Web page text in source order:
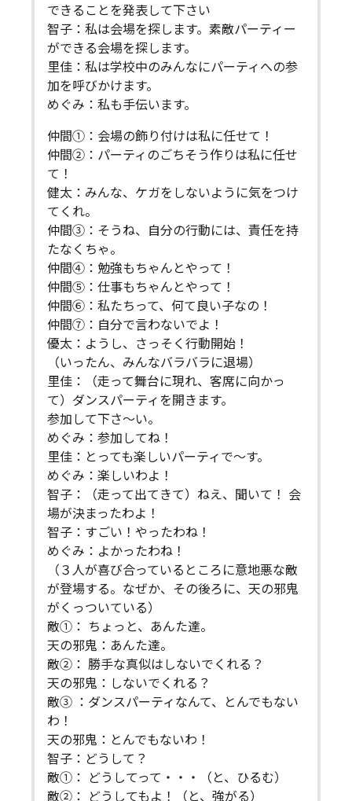
できることを発表して下さい
智子：私は会場を探します。素敵パーティー
ができる会場を探します。
里佳：私は学校中のみんなにパーティへの参
加を呼びかけます。
めぐみ：私も手伝います。
仲間①：会場の飾り付けは私に任せて！
仲間②：パーティのごちそう作りは私に任せ
て！
健太：みんな、ケガをしないように気をつけ
てくれ。
仲間③：そうね、自分の行動には、責任を持
たなくちゃ。
仲間④：勉強もちゃんとやって！
仲間⑤：仕事もちゃんとやって！
仲間⑥：私たちって、何て良い子なの！
仲間⑦：自分で言わないでよ！
優太：ようし、さっそく行動開始！
（いったん、みんなバラバラに退場）
里佳：（走って舞台に現れ、客席に向かっ
て）ダンスパーティを開きます。
参加して下さ～い。
めぐみ：参加してね！
里佳：とっても楽しいパーティで～す。
めぐみ：楽しいわよ！
智子：（走って出てきて）ねえ、聞いて！ 会
場が決まったわよ！
智子：すごい！やったわね！
めぐみ：よかったわね！
（３人が喜び合っているところに意地悪な敵
が登場する。なぜか、その後ろに、天の邪鬼
がくっついている）
敵①： ちょっと、あんた達。
天の邪鬼：あんた達。
敵②： 勝手な真似はしないでくれる？
天の邪鬼：しないでくれる？
敵③ ：ダンスパーティなんて、とんでもない
わ！
天の邪鬼：とんでもないわ！
智子：どうして？
敵①： どうしてって・・・（と、ひるむ）
敵②： どうしてもよ！（と、強がる）